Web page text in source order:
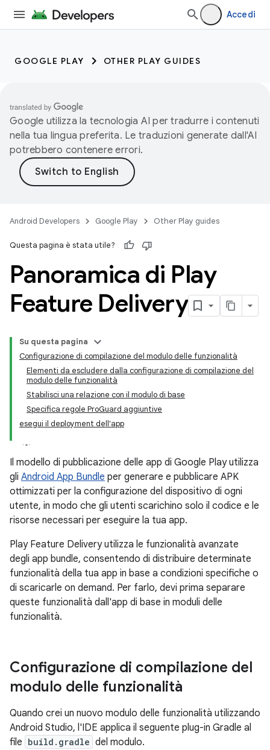
Accedi
GOOGLE PLAY OTHER PLAY GUIDES
Google utilizza la tecnologia AI per tradurre i contenuti
nella tua lingua preferita. Le traduzioni generate dall'AI
potrebbero contenere errori.
Android Developers Google Play Other Play guides
Questa pagina è stata utile?
Panoramica di Play
Feature Delivery
Su questa pagina
Configurazione di compilazione del modulo delle funzionalità
Elementi da escludere dalla configurazione di compilazione del
modulo delle funzionalità
Stabilisci una relazione con il modulo di base
Specifica regole ProGuard aggiuntive
esegui il deployment dell'app
Il modello di pubblicazione delle app di Google Play utilizza
gli Android App Bundle per generare e pubblicare APK
ottimizzati per la configurazione del dispositivo di ogni
utente, in modo che gli utenti scarichino solo il codice e le
risorse necessari per eseguire la tua app.
Play Feature Delivery utilizza le funzionalità avanzate
degli app bundle, consentendo di distribuire determinate
funzionalità della tua app in base a condizioni specifiche o
di scaricarle on demand. Per farlo, devi prima separare
queste funzionalità dall'app di base in moduli delle
funzionalità.
Configurazione di compilazione del
modulo delle funzionalità
Quando crei un nuovo modulo delle funzionalità utilizzando
Android Studio, l'IDE applica il seguente plug-in Gradle al
file build.gradle del modulo.